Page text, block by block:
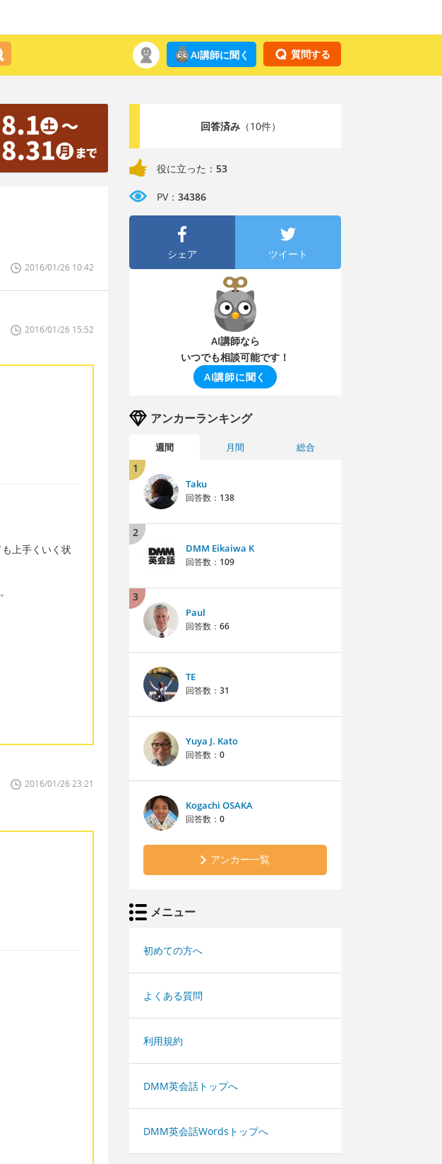
質問する
AI講師に聞く
2016/01/26 10:42
2016/01/26 15:52
上手くいく状
2016/01/26 23:21
回答済み（10件）
役に立った： 53
PV： 34386
シェア ツイート
AI講師なら
いつでも相談可能です！
AI講師に聞く
アンカーランキング
週間 月間 総合
1
Taku
回答数： 138
2
DMM Eikaiwa K
回答数： 109
3
Paul
回答数： 66
TE
回答数： 31
Yuya J. Kato
回答数： 0
Kogachi OSAKA
回答数： 0
アンカー一覧
メニュー
初めての方へ
よくある質問
利用規約
DMM英会話トップへ
DMM英会話Wordsトップへ